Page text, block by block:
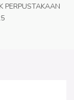
PERPUSTAKAAN